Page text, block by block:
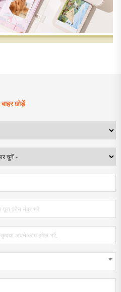
छोड़ें